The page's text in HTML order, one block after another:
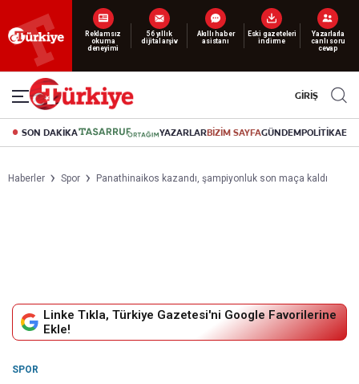
Yeni nesil dijital
abonelik 19 TL’den başlayan fiyatlarla.
GİRİŞ
SON DAKİKA YAZARLARBİZİM SAYFAGÜNDEMPOLİTİKA
Haberler Spor Panathinaikos kazandı, şampiyonluk son maça kaldı
Linke Tıkla, Türkiye Gazetesi'ni Google Favorilerine
Ekle!
SPOR